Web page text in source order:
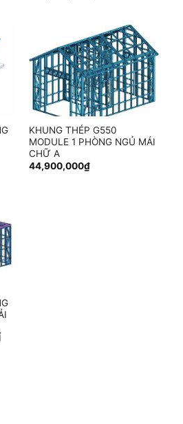
KHUNG THÉP G550
MODULE 1 PHÒNG NGỦ MÁI
CHỮ A
44,900,000₫